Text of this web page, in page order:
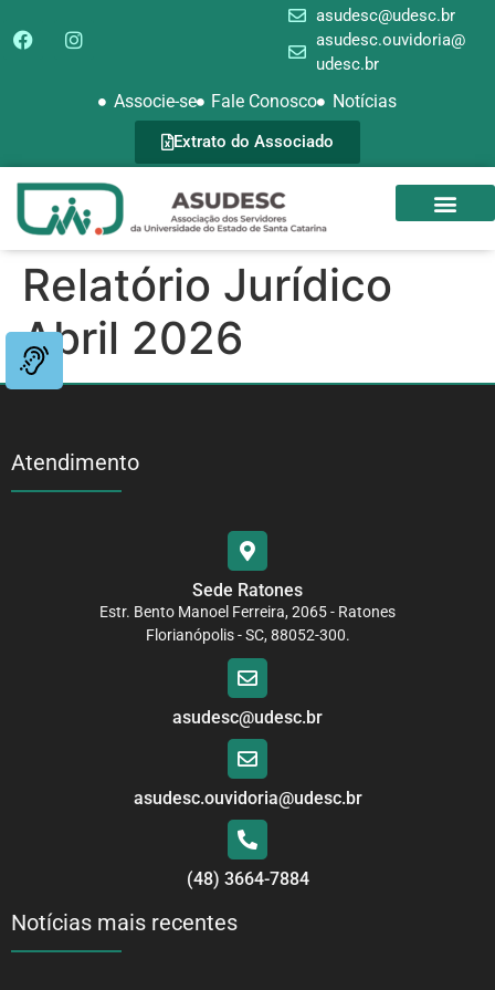
asudesc@udesc.br
asudesc.ouvidoria@
udesc.br
Associe-se Fale Conosco Notícias
Extrato do Associado
Relatório Jurídico
Abril 2026
Atendimento
Sede Ratones
Estr. Bento Manoel Ferreira, 2065 - Ratones
Florianópolis - SC, 88052-300.
asudesc@udesc.br
asudesc.ouvidoria@udesc.br
(48) 3664-7884
Notícias mais recentes